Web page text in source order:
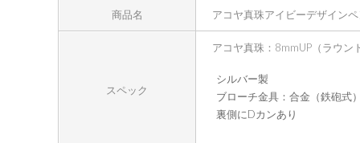
商品名 アコヤ真珠アイビーデザイン
スペック
アコヤ真珠：8mmUP（ラウン
シルバー製
ブローチ金具：合金（鉄砲式）
裏側にDカンあり